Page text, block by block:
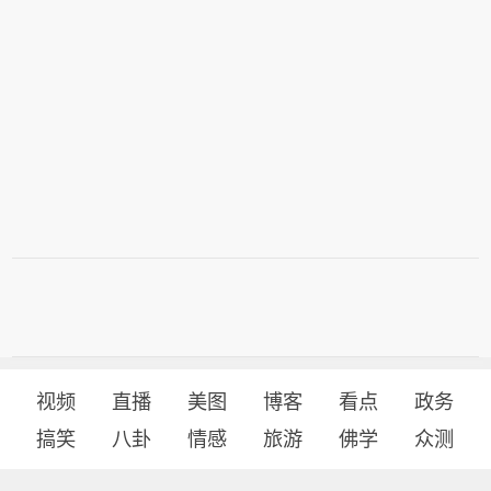
视频 直播 美图 博客 看点
政务
搞笑
八卦 情感 旅游 佛学 众测